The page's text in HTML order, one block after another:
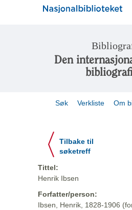
Den
Søk Verkliste Om
Tilbake til
søketreff
Tittel:
Henrik Ibsen
Forfatter/person:
Ibsen, Henrik, 1828-1906